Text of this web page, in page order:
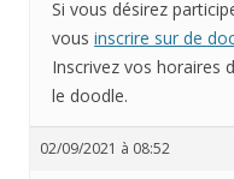
Si vous désirez
vous inscrire sur de
Inscrivez vos horaires
le doodle.
02/09/2021 à 08:52